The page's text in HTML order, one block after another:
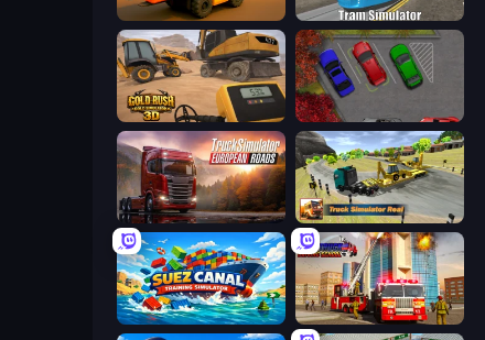
Tram Simulator
Gold Rush: Gold Simulator 3D OK Parking
Truck Simulator: European Roads Truck Simulator Real
Suez Canal Training Simulator Fire Truck Driving School